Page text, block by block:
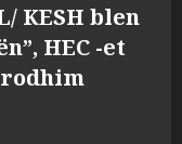
KESH blen
HEC -et